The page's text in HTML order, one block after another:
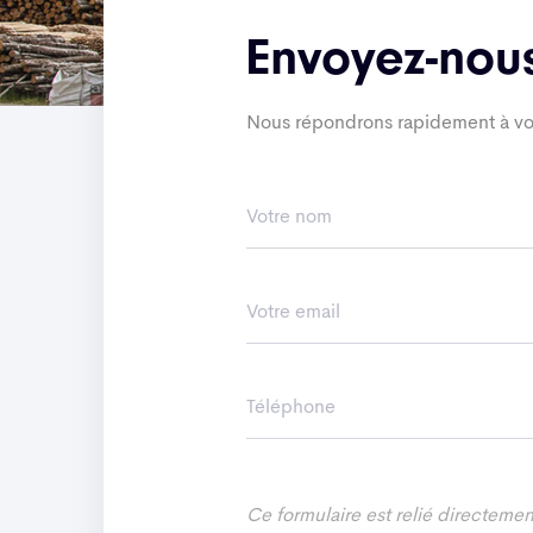
Envoyez-
Nous répondrons rapidement à
Ce formulaire est relié